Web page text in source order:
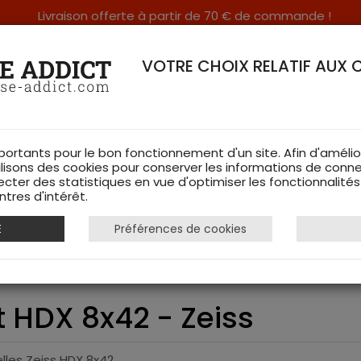
Livraison offerte à partir de 70 € de commande !
DANS LES VOSGES & SUR INTERNET
DE CHASSE RAYON FEMME CHAUSSURES
ACCESSOIRES
HDX 8x42 - Zeiss
8x42 - Zeiss
VOTRE CHOIX RELATIF AUX
pour le bon fonctionnement d'un site. Afin
des cookies pour conserver les informations de
des statistiques en vue d'optimiser les
d'intérêt.
Préférences de cookies